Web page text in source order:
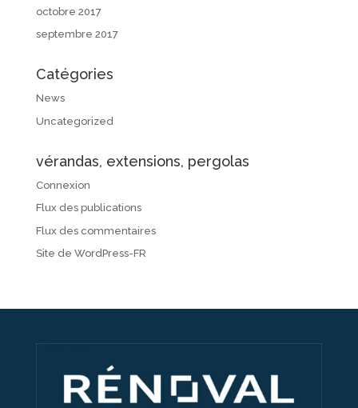
octobre 2017
septembre 2017
Catégories
News
Uncategorized
vérandas, extensions, pergolas
Connexion
Flux des publications
Flux des commentaires
Site de WordPress-FR